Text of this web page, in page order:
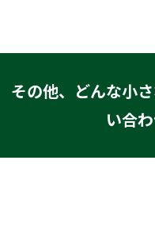
その他、どんな小
い合